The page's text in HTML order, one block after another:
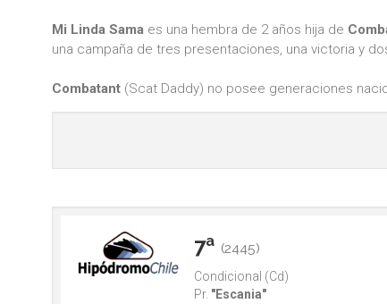
Mi Linda Samaes una hembra de 2 años hija de
una campaña de tres presentaciones, una victoria y
Combatant(Scat Daddy) no posee generaciones
7ª (2445)
Condicional (Cd)
Pr. "Escania"